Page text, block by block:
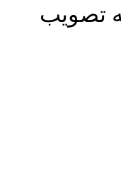
تصویب